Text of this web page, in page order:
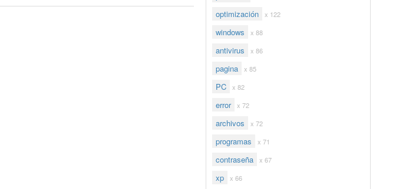
optimización x 122
windows x 88
antivirus x 86
pagina x 85
PC x 82
error x 72
archivos x 72
programas x 71
contraseña x 67
xp x 66